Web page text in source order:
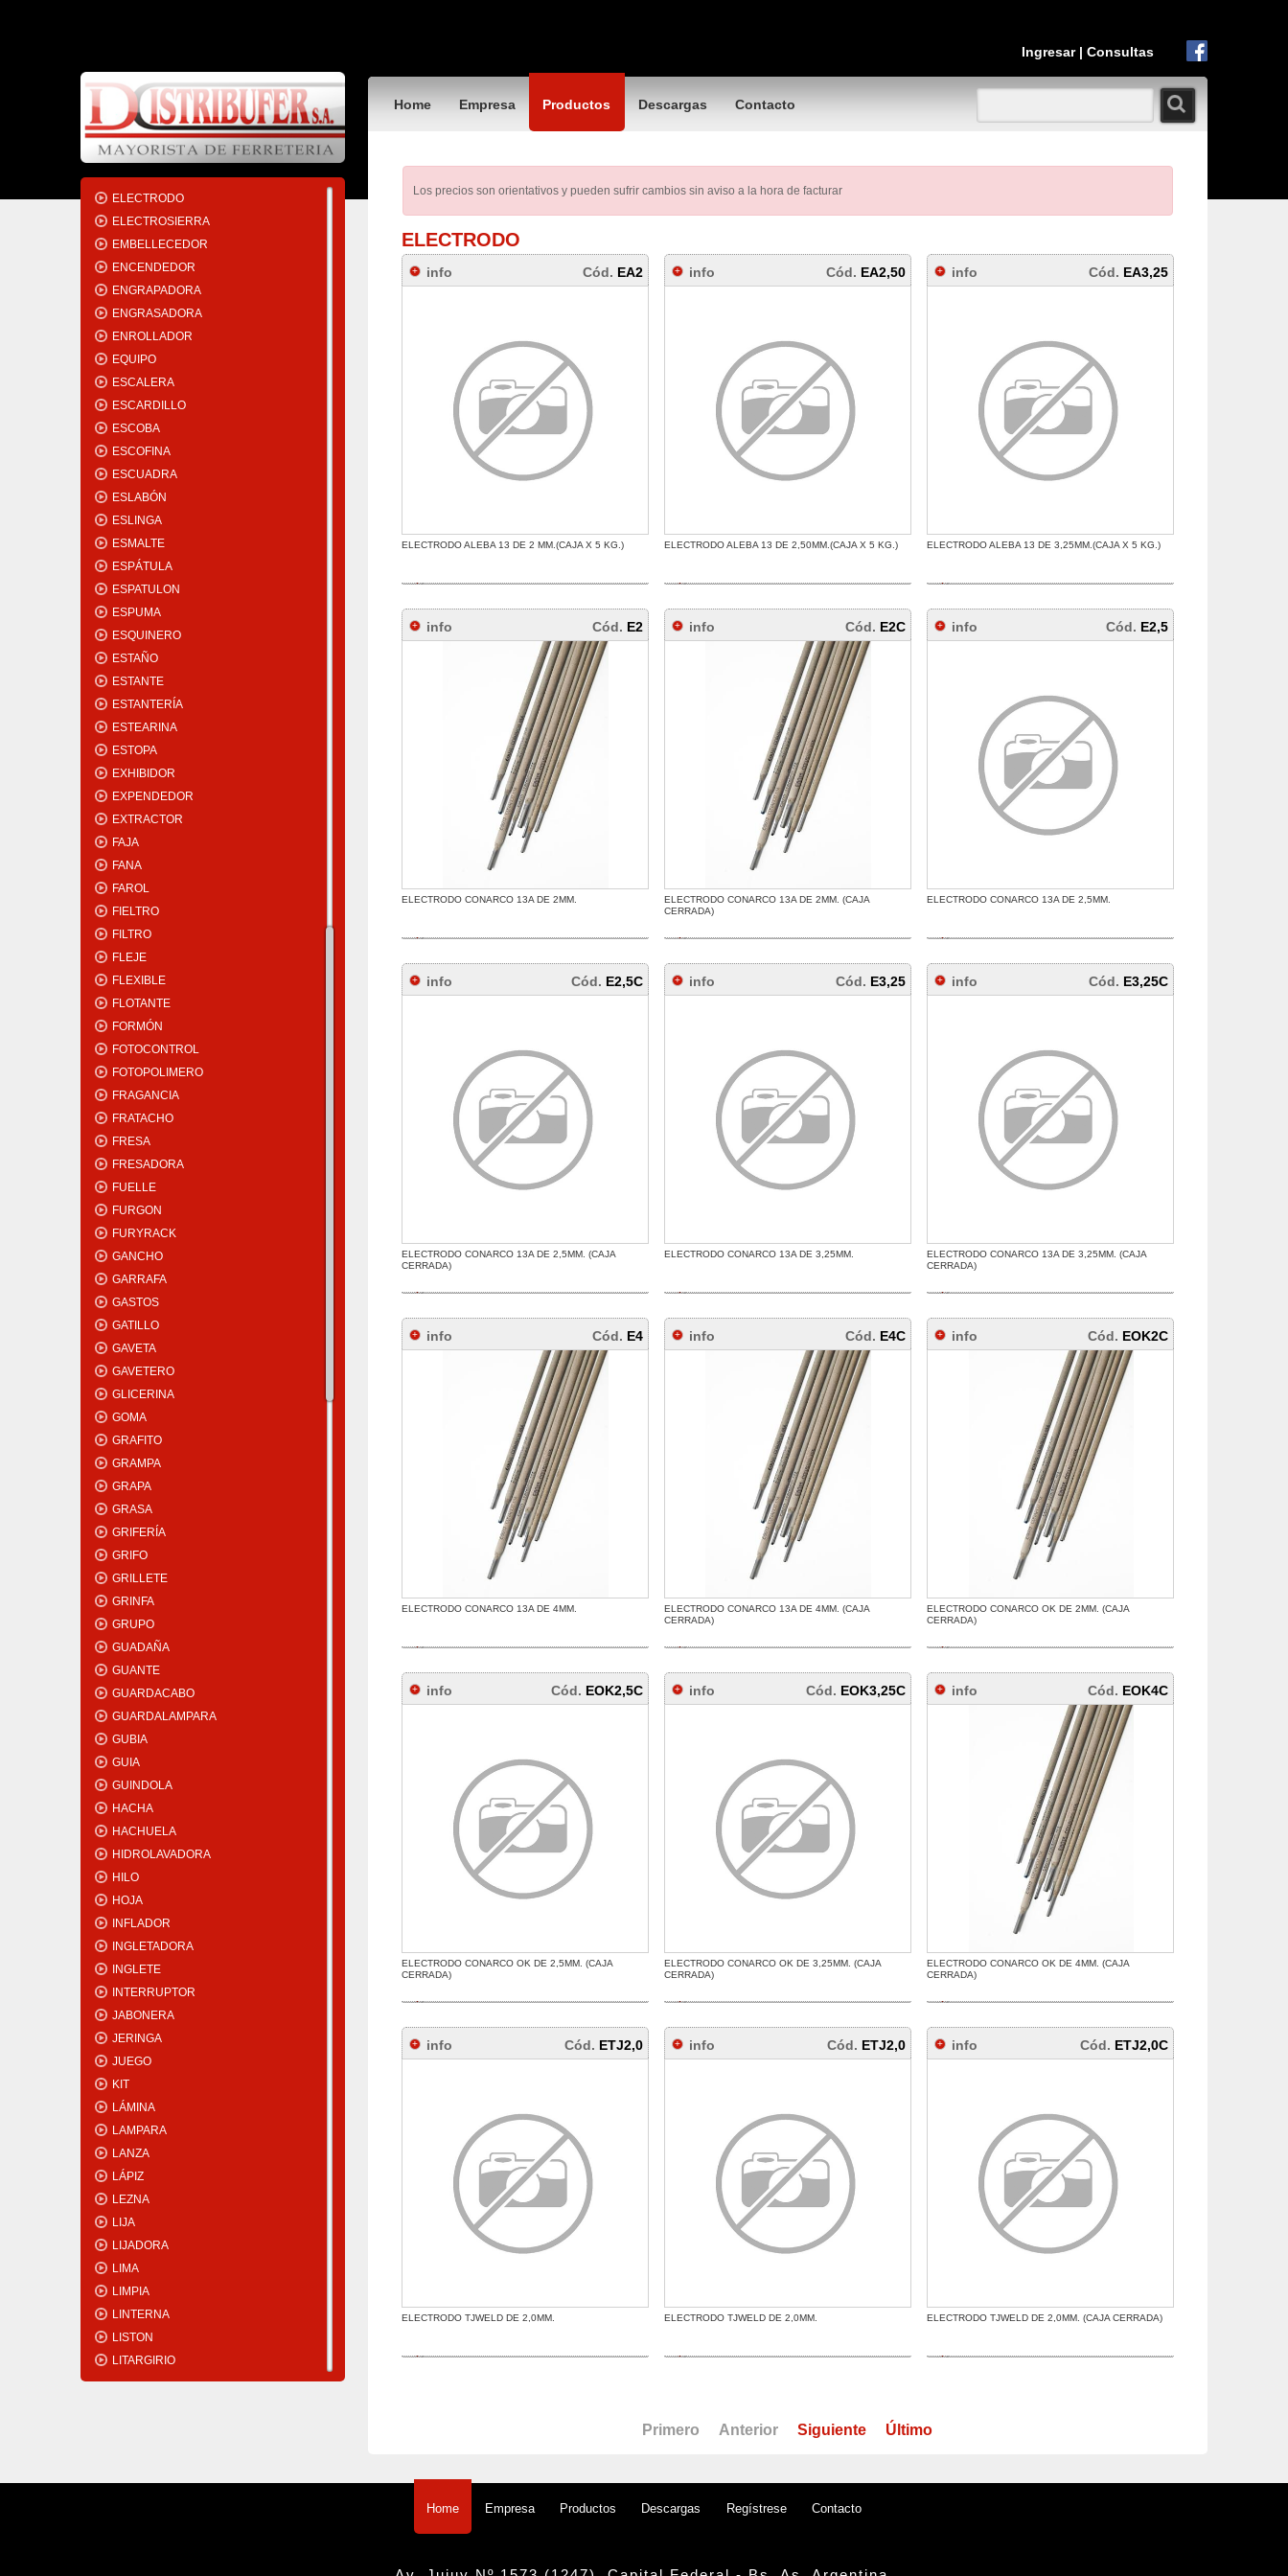
Ingresar| Consultas
DISCO
DIVISOR
DIVISORES
DUCHA
DUCHADOR
ELECTRODO
ELECTROSIERRA
EMBELLECEDOR
ENCENDEDOR
ENGRAPADORA
ENGRASADORA
ENROLLADOR
EQUIPO
ESCALERA
ESCARDILLO
ESCOBA
ESCOFINA
ESCUADRA
ESLABÓN
ESLINGA
ESMALTE
ESPÁTULA
ESPATULON
ESPUMA
ESQUINERO
ESTAÑO
ESTANTE
ESTANTERÍA
ESTEARINA
ESTOPA
EXHIBIDOR
EXPENDEDOR
EXTRACTOR
FAJA
FANA
FAROL
FIELTRO
FILTRO
FLEJE
FLEXIBLE
FLOTANTE
FORMÓN
FOTOCONTROL
FOTOPOLIMERO
FRAGANCIA
FRATACHO
FRESA
FRESADORA
FUELLE
FURGON
FURYRACK
GANCHO
GARRAFA
GASTOS
GATILLO
GAVETA
GAVETERO
GLICERINA
GOMA
GRAFITO
GRAMPA
GRAPA
GRASA
GRIFERÍA
GRIFO
GRILLETE
GRINFA
GRUPO
GUADAÑA
GUANTE
GUARDACABO
GUARDALAMPARA
GUBIA
GUIA
GUINDOLA
HACHA
HACHUELA
HIDROLAVADORA
HILO
HOJA
INFLADOR
INGLETADORA
INGLETE
INTERRUPTOR
JABONERA
JERINGA
JUEGO
KIT
LÁMINA
LAMPARA
LANZA
LÁPIZ
LEZNA
LIJA
LIJADORA
LIMA
LIMPIA
LINTERNA
LISTON
LITARGIRIO
LLANA
Home Empresa Productos Descargas Contacto
Los precios son orientativos y pueden sufrir cambios sin aviso a la hora de facturar
ELECTRODO
info Cód. EA2
ELECTRODO ALEBA 13 DE 2 MM.(CAJA X 5 KG.)
info Cód. EA2,50
ELECTRODO ALEBA 13 DE 2,50MM.(CAJA X 5 KG.)
info Cód. EA3,25
ELECTRODO ALEBA 13 DE 3,25MM.(CAJA X 5 KG.)
info Cód. E2
ELECTRODO CONARCO 13A DE 2MM.
info Cód. E2C
ELECTRODO CONARCO 13A DE 2MM. (CAJA
CERRADA)
info Cód. E2,5
ELECTRODO CONARCO 13A DE 2,5MM.
info Cód. E2,5C
ELECTRODO CONARCO 13A DE 2,5MM. (CAJA
CERRADA)
info Cód. E3,25
ELECTRODO CONARCO 13A DE 3,25MM.
info Cód. E3,25C
ELECTRODO CONARCO 13A DE 3,25MM. (CAJA
CERRADA)
info Cód. E4
ELECTRODO CONARCO 13A DE 4MM.
info Cód. E4C
ELECTRODO CONARCO 13A DE 4MM. (CAJA
CERRADA)
info Cód. EOK2C
ELECTRODO CONARCO OK DE 2MM. (CAJA
CERRADA)
info Cód. EOK2,5C
ELECTRODO CONARCO OK DE 2,5MM. (CAJA
CERRADA)
info Cód. EOK3,25C
ELECTRODO CONARCO OK DE 3,25MM. (CAJA
CERRADA)
info Cód. EOK4C
ELECTRODO CONARCO OK DE 4MM. (CAJA
CERRADA)
info Cód. ETJ2,0
ELECTRODO TJWELD DE 2,0MM.
info Cód. ETJ2,0
ELECTRODO TJWELD DE 2,0MM.
info Cód. ETJ2,0C
ELECTRODO TJWELD DE 2,0MM. (CAJA CERRADA)
Primero Anterior Siguiente Último
Home Empresa Productos Descargas Regístrese Contacto